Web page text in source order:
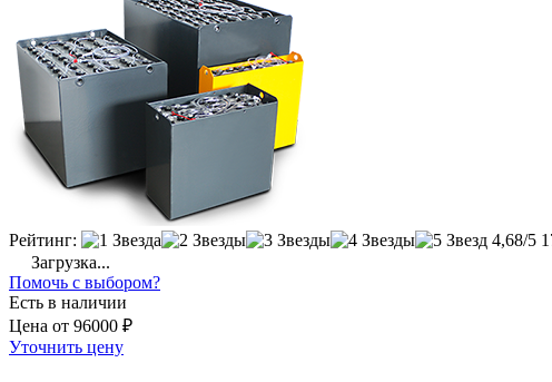
Рейтинг: 4,68/5
Загрузка...
Помочь с выбором?
Есть в наличии
Цена от 96000 ₽
Уточнить цену